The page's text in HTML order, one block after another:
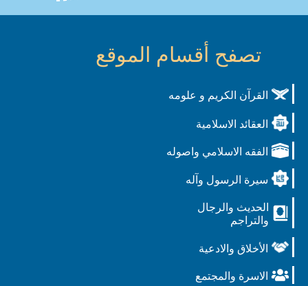
تصفح أقسام الموقع
القرآن الكريم و علومه
العقائد الاسلامية
الفقه الاسلامي واصوله
سيرة الرسول وآله
الحديث والرجال
والتراجم
الأخلاق والادعية
الاسرة والمجتمع